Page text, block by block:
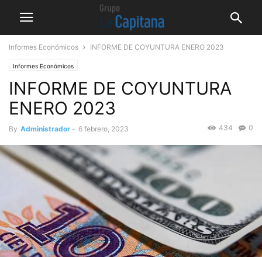
Informes Económicos INFORME DE COYUNTURA ENERO 2023
Informes Económicos
INFORME DE COYUNTURA
ENERO 2023
By Administrador - 6 febrero, 2023 0
434